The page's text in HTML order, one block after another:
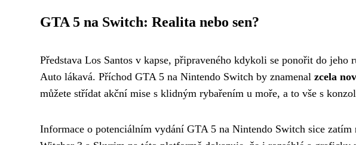
GTA 5 na Switch: Realita nebo sen?
Představa Los Santos v kapse, připraveného kdykoli se ponořit do jeho
Auto lákavá. Příchod GTA 5 na Nintendo Switch by znamenal zcela
můžete střídat akční mise s klidným rybařením u moře, a to vše s
Informace o potenciálním vydání GTA 5 na Nintendo Switch sice zatím